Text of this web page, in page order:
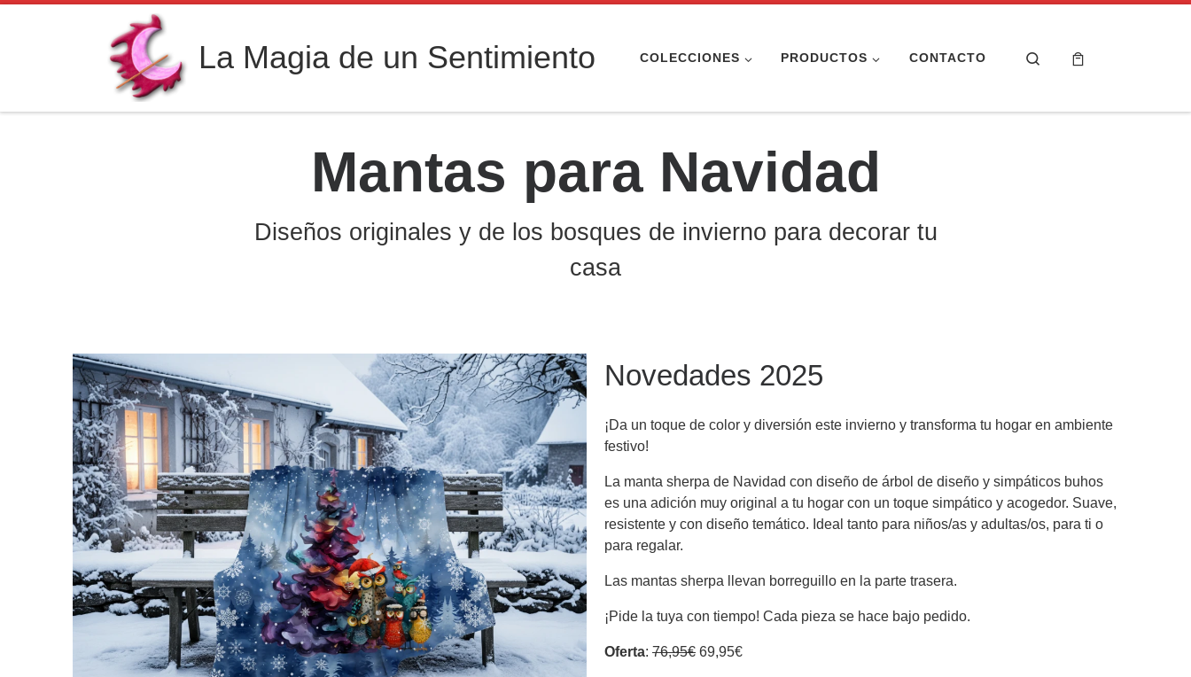
Saltar al contenido
La Magia de un Sentimiento COLECCIONES PRODUCTOS CONTACTO Search
Mantas para Navidad
Diseños originales y de los bosques de invierno para decorar tu
casa
Novedades 2025
¡Da un toque de color y diversión este invierno y transforma tu hogar en ambiente
festivo!
La manta sherpa de Navidad con diseño de árbol de diseño y simpáticos buhos
es una adición muy original a tu hogar con un toque simpático y acogedor. Suave,
resistente y con diseño temático. Ideal tanto para niños/as y adultas/os, para ti o
para regalar.
Las mantas sherpa llevan borreguillo en la parte trasera.
¡Pide la tuya con tiempo! Cada pieza se hace bajo pedido.
Oferta: 76,95€ 69,95€